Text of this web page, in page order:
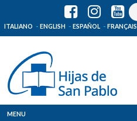
ITALIANO ENGLISH ESPAÑOL FRANÇAIS
MENU